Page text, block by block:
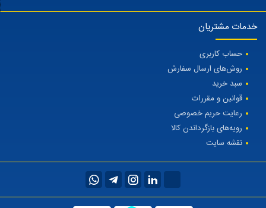
خدمات مشتریان
حساب کاربری
روش‌های ارسال سفارش
سبد خرید
قوانین و مقررات
رعایت حریم خصوصی
رویه‌های بازگرداندن کالا
نقشه سایت